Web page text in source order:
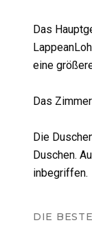
Das
eine
Das
Die
Duschen.
inbegriffen.
DIE